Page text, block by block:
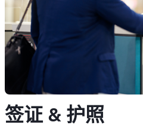
签证 & 护照